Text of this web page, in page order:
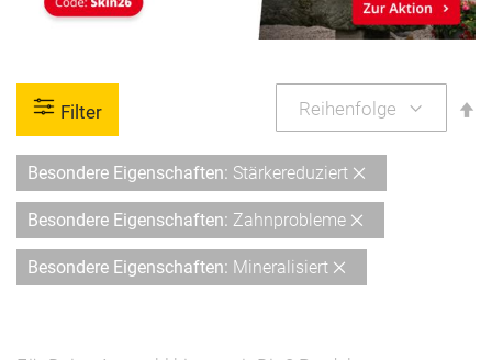
Besondere Eigenschaften Stärkereduziert
Artikel
Besondere Eigenschaften Zahnprobleme
Artikel
Besondere Eigenschaften Mineralisiert
Artikel
Filter